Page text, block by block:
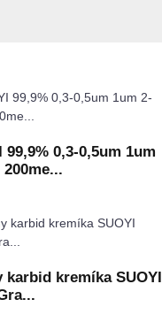
99,9% 0,3-0,5um 1um
karbid kremíka SUOYI